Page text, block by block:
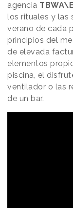
agencia
los rituales y las
verano de cada
principios del
de elevada
elementos
piscina, el
ventilador o las
de un bar.